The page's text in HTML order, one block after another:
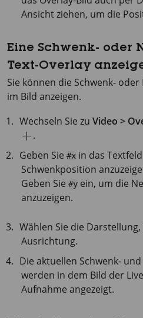
Ansicht ziehen, um die
Eine Schwenk- oder
Text-Overlay
Sie können die Schwenk-
im Bild anzeigen.
Wechseln Sie zuVideo >
.
Geben Sie#x in das
Schwenkposition
Geben Sie #y ein, um die
anzuzeigen.
Wählen Sie die
Ausrichtung.
Die aktuellen Schwenk-
werden in dem Bild der
Aufnahme angezeigt.